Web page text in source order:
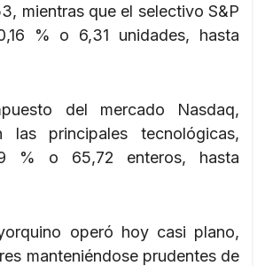
mientras que el selectivo S&P
% o 6,31 unidades, hasta
del mercado Nasdaq,
las principales tecnológicas,
% o 65,72 enteros, hasta
operó hoy casi plano,
manteniéndose prudentes de